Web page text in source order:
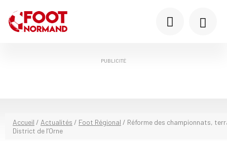
PUBLICITÉ
Accueil / Actualités / Foot Régional / Réforme des championnats,
District de l’Orne